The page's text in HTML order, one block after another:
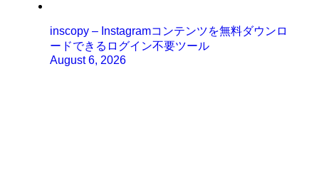
inscopy – Instagramコンテンツを無料ダウンロ
ードできるログイン不要ツール
August 6, 2026